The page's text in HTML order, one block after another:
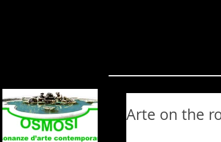
Arte on the